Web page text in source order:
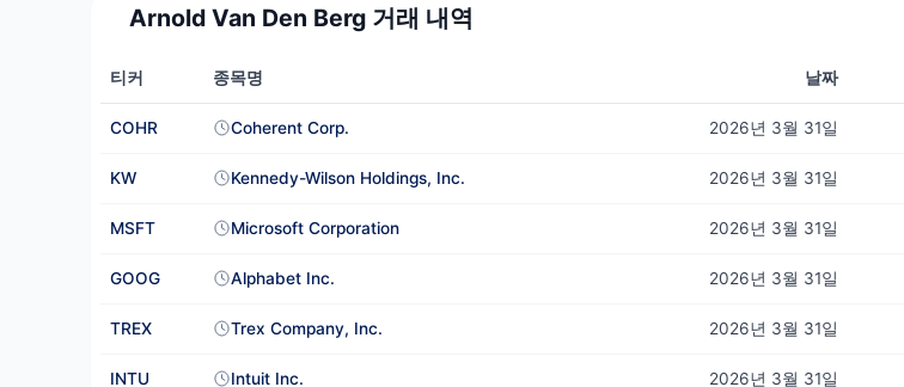
Arnold Van Den Berg 거래 내역
티커 종목명 날짜
COHR Coherent Corp. 2026년 3월 31일
KW Kennedy-Wilson Holdings, Inc. 2026년 3월 31일
MSFT Microsoft Corporation 2026년 3월 31일
GOOG Alphabet Inc. 2026년 3월 31일
TREX Trex Company, Inc. 2026년 3월 31일
INTU Intuit Inc. 2026년 3월 31일